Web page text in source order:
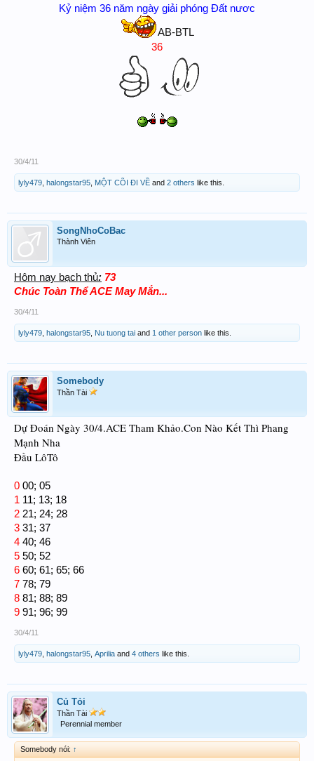
Kỷ niệm 36 năm ngày giải phóng Đất nươc
AB-BTL
36
30/4/11
lyly479 halongstar95 MỘT CÕI ĐI VỀ and 2 others like this.
SongNhoCoBac
Thành Viên
Hôm nay bạch thủ: 73
Chúc Toàn Thể ACE May Mắn...
30/4/11
lyly479 halongstar95 Nu tuong tai and 1 other person like this.
Somebody
Thần Tài
Dự Đoán Ngày 30/4.ACE Tham Khảo.Con Nào Kết Thì Phang
Mạnh Nha
Đầu LôTô
0 00; 05
1 11; 13; 18
2 21; 24; 28
3 31; 37
4 40; 46
5 50; 52
6 60; 61; 65; 66
7 78; 79
8 81; 88; 89
9 91; 96; 99
30/4/11
lyly479 halongstar95 Aprilia and 4 others like this.
Củ Tỏi
Thần Tài
Perennial member
Somebody nói: ↑